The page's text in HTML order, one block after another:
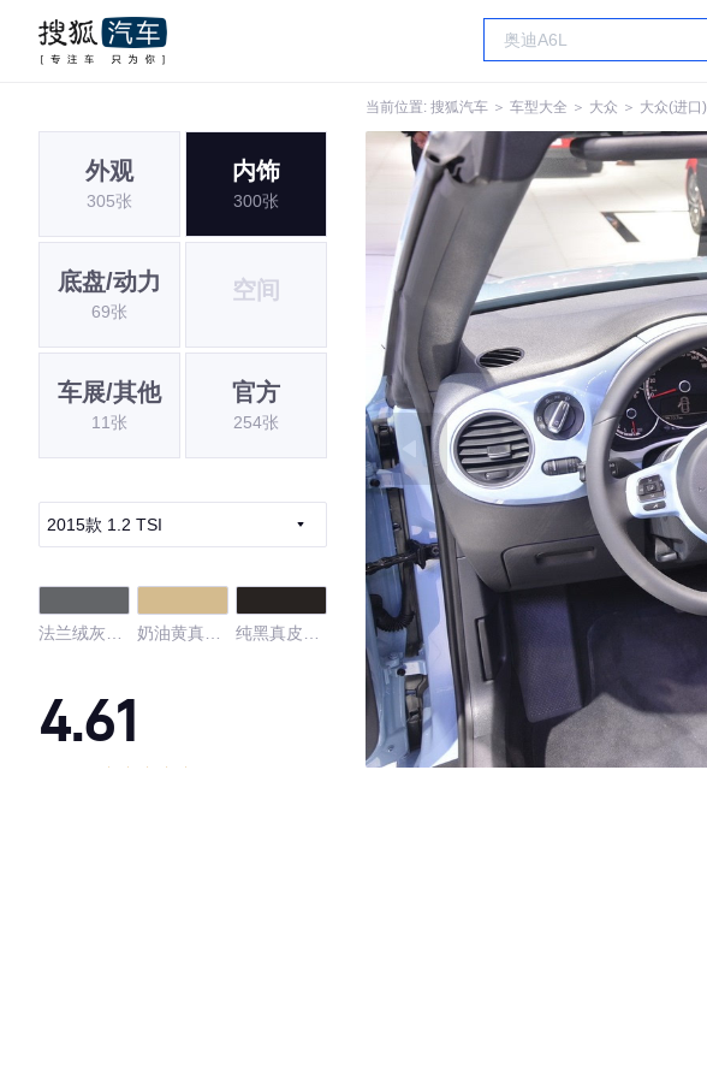
当前位置: 搜狐汽车 ＞ 车型大全 ＞ 大众 ＞ 大众(进口)
外观
305张
内饰
300张
底盘/动力
69张
空间
车展/其他
11张
官方
254张
2015款 1.2 TSI
法兰绒灰真
奶油黄真皮
纯黑真皮内
4.61